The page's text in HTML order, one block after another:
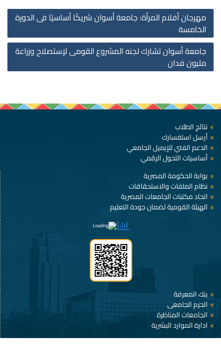
مهرجان أفلام المرأة: جامعة أسوان شريكًا أساسيًا فى الدورة
الخامسة
جامعة أسوان تشارك لجنه المشروع القومى لإستصلاح وزراعة
مليون فدان
نتائج الطلاب
أرسل استفسارك
الدعم الفني للإيميل الجامعي
أساسيات التحول الرقمي
بوابة الحكومة المصرية
نظام الملفات والاستحقاقات
اتحاد مكتبات الجامعات المصرية
الهيئة القومية لضمان جودة التعليم
بنك المعرفة
الحرم الجامعى
الجامعات المناظرة
ادارة الموارد البشرية